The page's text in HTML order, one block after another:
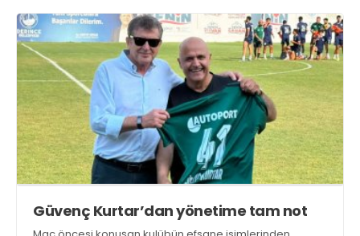
Güvenç Kurtar’dan yönetime tam not